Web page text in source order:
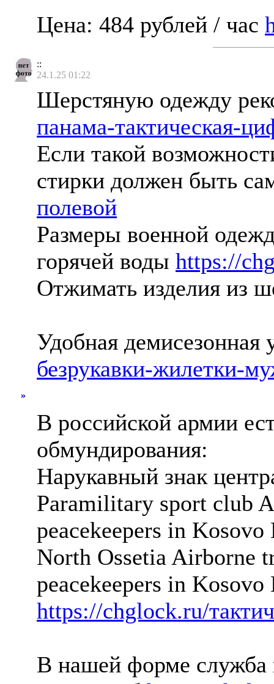
Цена: 484 рублей / час
::
24.1.25 01:22
»
Шерстяную одежду
панама-тактическая-
Если такой
стирки должен быть
полевой
Размеры военной
горячей воды https://
Отжимать изделия из
Удобная демисезонная
безрукавки-жилетки-
В российской армии
обмундирования:
Нарукавный знак
Paramilitary sport club
peacekeepers in
North Ossetia Airborne
peacekeepers in
https://chglock.ru/
В нашей форме служба